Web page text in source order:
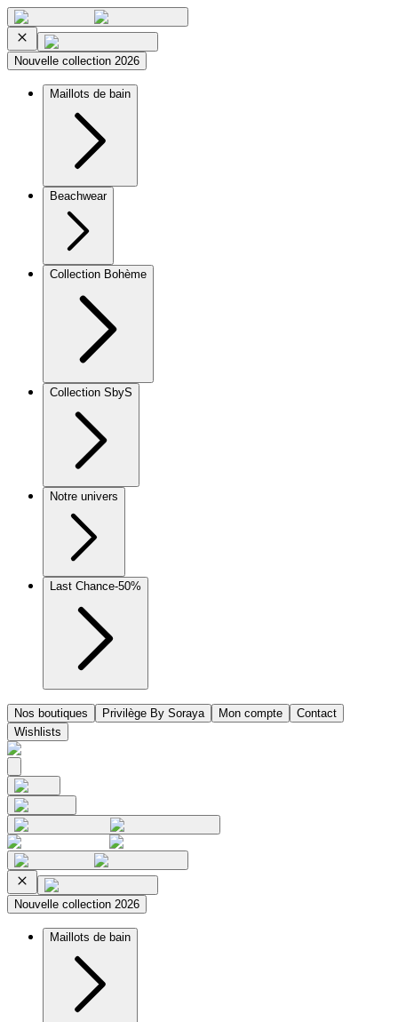
Nouvelle collection 2026
Maillots de bain
Beachwear
Collection Bohème
Collection SbyS
Notre univers
Last Chance-50%
Nos boutiques Privilège By Soraya Mon compte
Contact
Wishlists
Nouvelle collection 2026
Maillots de bain